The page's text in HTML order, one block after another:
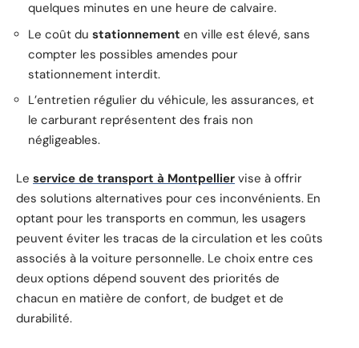
quelques minutes en une heure de calvaire.
Le coût du stationnement en ville est élevé, sans
compter les possibles amendes pour
stationnement interdit.
L’entretien régulier du véhicule, les assurances, et
le carburant représentent des frais non
négligeables.
Le service de transport à Montpellier vise à offrir
des solutions alternatives pour ces inconvénients. En
optant pour les transports en commun, les usagers
peuvent éviter les tracas de la circulation et les coûts
associés à la voiture personnelle. Le choix entre ces
deux options dépend souvent des priorités de
chacun en matière de confort, de budget et de
durabilité.